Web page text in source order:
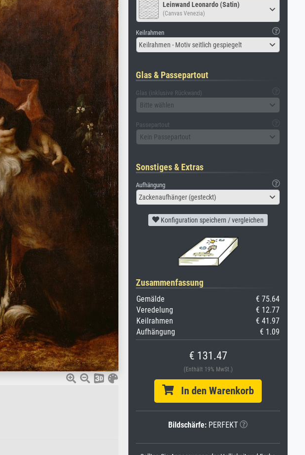
Leinwand Leonardo (Satin)
(Canvas Venezia)
Keilrahmen
Keilrahmen - Motiv seitlich gespiegelt
Glas & Passepartout
Glas (inklusive Rückwand)
Bitte wählen
Passepartout
Kein Passepartout
Sonstiges & Extras
Aufhängung
Zackenaufhänger (gesteckt)
Konfiguration speichern / vergleichen
Zusammenfassung
Gemälde
€ 75.64
Veredelung
€ 12.77
Keilrahmen
€ 41.97
Aufhängung
€ 1.09
€ 131.47
(Enthält 19% MwSt.)
In den Warenkorb
Bildschärfe: PERFEKT